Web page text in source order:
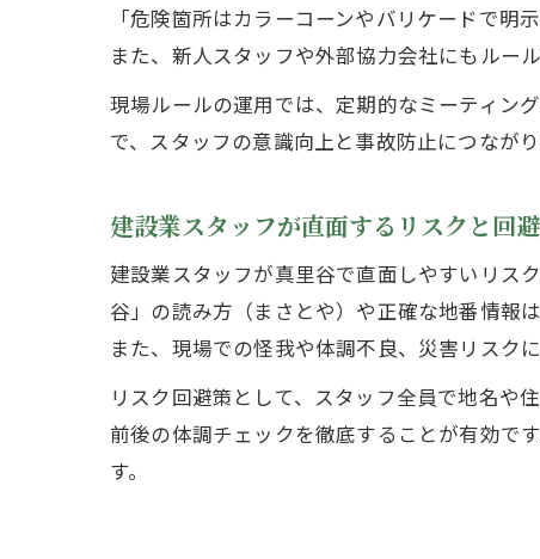
「危険箇所はカラーコーンやバリケードで明
また、新人スタッフや外部協力会社にもルー
現場ルールの運用では、定期的なミーティン
で、スタッフの意識向上と事故防止につなが
建設業スタッフが直面するリスクと回
建設業スタッフが真里谷で直面しやすいリス
谷」の読み方（まさとや）や正確な地番情報
また、現場での怪我や体調不良、災害リスク
リスク回避策として、スタッフ全員で地名や
前後の体調チェックを徹底することが有効で
す。